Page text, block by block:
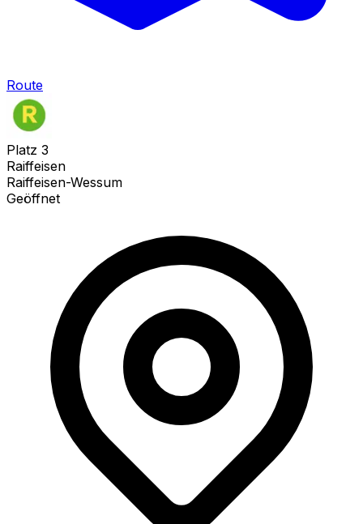
Route
Platz 3
Raiffeisen
Raiffeisen-Wessum
Geöffnet